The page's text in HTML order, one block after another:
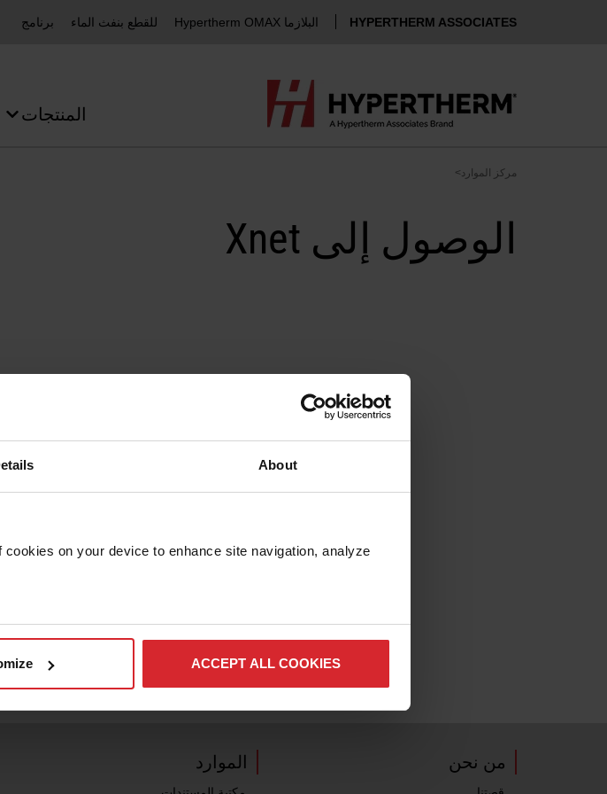
About
on your device to enhance site navigation, analyze
ACCEPT ALL COOKIES
HYPERTHERM ASSOCIATES البلازما Hypertherm OMAX للقطع بنفث الماء برنامج
المنتجات
مركز الموارد>
الوصول إلى Xnet
من نحن الموارد